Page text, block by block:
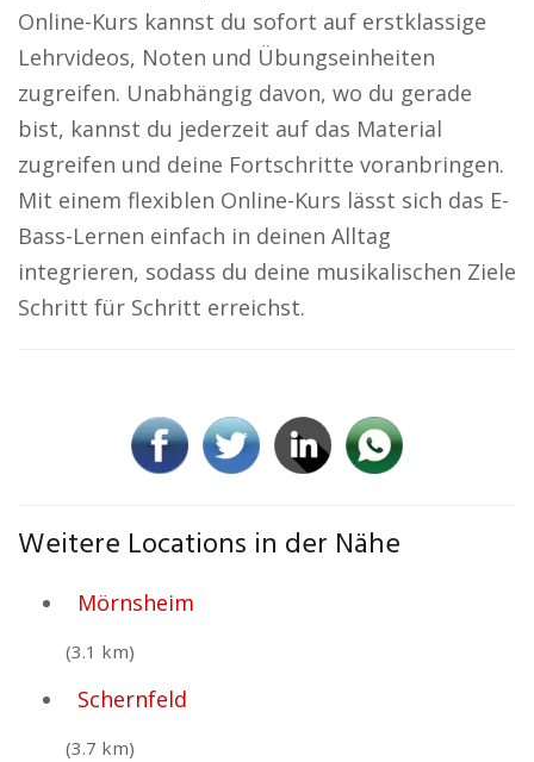
Online-Kurs kannst du sofort auf erstklassige
Lehrvideos, Noten und Übungseinheiten
zugreifen. Unabhängig davon, wo du gerade
bist, kannst du jederzeit auf das Material
zugreifen und deine Fortschritte voranbringen.
Mit einem flexiblen Online-Kurs lässt sich das E-
Bass-Lernen einfach in deinen Alltag
integrieren, sodass du deine musikalischen Ziele
Schritt für Schritt erreichst.
Weitere Locations in der Nähe
Mörnsheim
(3.1 km)
Schernfeld
(3.7 km)